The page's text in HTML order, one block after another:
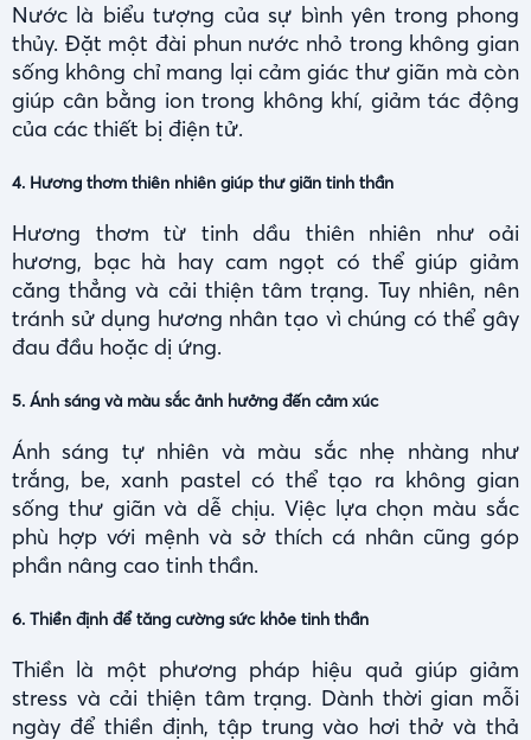
Nước là biểu tượng của sự bình yên trong phong
thủy. Đặt một đài phun nước nhỏ trong không gian
sống không chỉ mang lại cảm giác thư giãn mà còn
giúp cân bằng ion trong không khí, giảm tác động
của các thiết bị điện tử.
4. Hương thơm thiên nhiên giúp thư giãn tinh thần
Hương thơm từ tinh dầu thiên nhiên như oải
hương, bạc hà hay cam ngọt có thể giúp giảm
căng thẳng và cải thiện tâm trạng. Tuy nhiên, nên
tránh sử dụng hương nhân tạo vì chúng có thể gây
đau đầu hoặc dị ứng.
5. Ánh sáng và màu sắc ảnh hưởng đến cảm xúc
Ánh sáng tự nhiên và màu sắc nhẹ nhàng như
trắng, be, xanh pastel có thể tạo ra không gian
sống thư giãn và dễ chịu. Việc lựa chọn màu sắc
phù hợp với mệnh và sở thích cá nhân cũng góp
phần nâng cao tinh thần.
6. Thiền định để tăng cường sức khỏe tinh thần
Thiền là một phương pháp hiệu quả giúp giảm
stress và cải thiện tâm trạng. Dành thời gian mỗi
ngày để thiền định, tập trung vào hơi thở và thả